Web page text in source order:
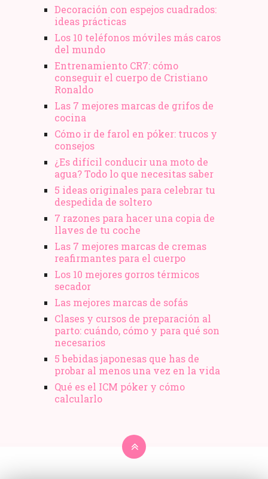
Decoración con espejos cuadrados:
ideas prácticas
Los 10 teléfonos móviles más caros
del mundo
Entrenamiento CR7: cómo
conseguir el cuerpo de Cristiano
Ronaldo
Las 7 mejores marcas de grifos de
cocina
Cómo ir de farol en póker: trucos y
consejos
¿Es difícil conducir una moto de
agua? Todo lo que necesitas saber
5 ideas originales para celebrar tu
despedida de soltero
7 razones para hacer una copia de
llaves de tu coche
Las 7 mejores marcas de cremas
reafirmantes para el cuerpo
Los 10 mejores gorros térmicos
secador
Las mejores marcas de sofás
Clases y cursos de preparación al
parto: cuándo, cómo y para qué son
necesarios
5 bebidas japonesas que has de
probar al menos una vez en la vida
Qué es el ICM póker y cómo
calcularlo